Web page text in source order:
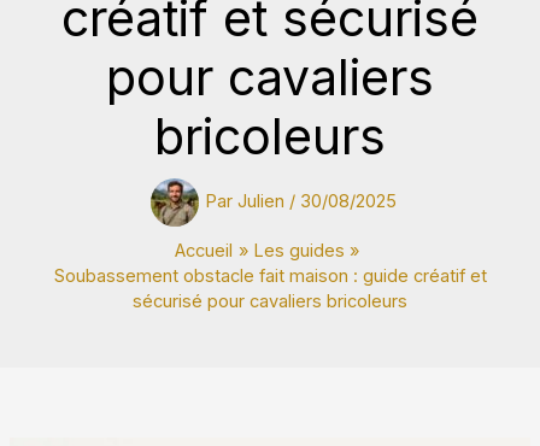
créatif et sécurisé
pour cavaliers
bricoleurs
Par Julien / 30/08/2025
Accueil
Les guides
Soubassement obstacle fait maison : guide créatif et
sécurisé pour cavaliers bricoleurs